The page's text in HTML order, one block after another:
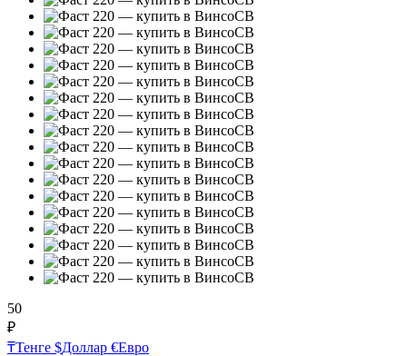
50
₽
₸Тенге $Доллар €Евро